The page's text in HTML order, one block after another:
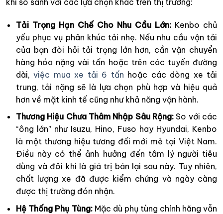
Tải Trọng Hạn Chế Cho Nhu Cầu Lớn: Kenbo chủ
yếu phục vụ phân khúc tải nhẹ. Nếu nhu cầu vận tải
của bạn đòi hỏi tải trọng lớn hơn, cần vận chuyển
hàng hóa nặng vài tấn hoặc trên các tuyến đường
dài,việc mua xe tải 6 tấn hoặc các dòng xe tải
trung, tải nặng sẽ là lựa chọn phù hợp và hiệu quả
hơn về mặt kinh tế cũng như khả năng vận hành.
Thương Hiệu Chưa Thâm Nhập Sâu Rộng: So với các
“ông lớn” như Isuzu, Hino, Fuso hay Hyundai, Kenbo
là một thương hiệu tương đối mới mẻ tại Việt Nam.
Điều này có thể ảnh hưởng đến tâm lý người tiêu
dùng và đôi khi là giá trị bán lại sau này. Tuy nhiên,
chất lượng xe đã được kiểm chứng và ngày càng
được thị trường đón nhận.
Hệ Thống Phụ Tùng: Mặc dù phụ tùng chính hãng vẫn